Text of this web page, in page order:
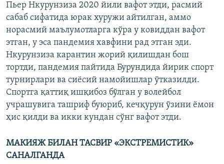
Пьер Нкурунзиза 2020 йили вафот этди, расмий
сабаб сифатида юрак хуружи айтилган, аммо
норасмий маълумотларга кўра у ковиддан вафот
этган, у эса пандемия хавфини рад этган эди.
Нкурунзиза карантин жорий қилишдан бош
тортди, пандемия пайтида Бурундида йирик спорт
турнирлари ва сиёсий намойишлар ўтказилди.
Спортга қаттиқ ишқибоз бўлган у волейбол
учрашувига ташриф буюриб, кечқурун ўзини ёмон
ҳис қилди ва икки кундан сўнг вафот этди.
МАКИЯЖ БИЛАН ТАСВИР «ЭКСТРЕМИСТИК»
САНАЛГАНДА